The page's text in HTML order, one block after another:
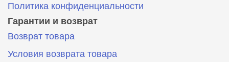
Политика конфиденциальности
Гарантии и возврат
Возврат товара
Условия возврата товара